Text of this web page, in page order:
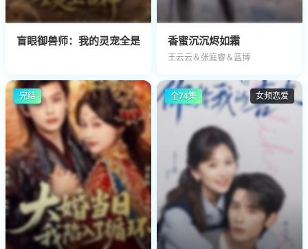
盲眼御兽师：我的灵宠全是上古神香蜜沉沉烬如霜
王云云＆张庭睿＆蓝博
完结 女频恋爱
全74集